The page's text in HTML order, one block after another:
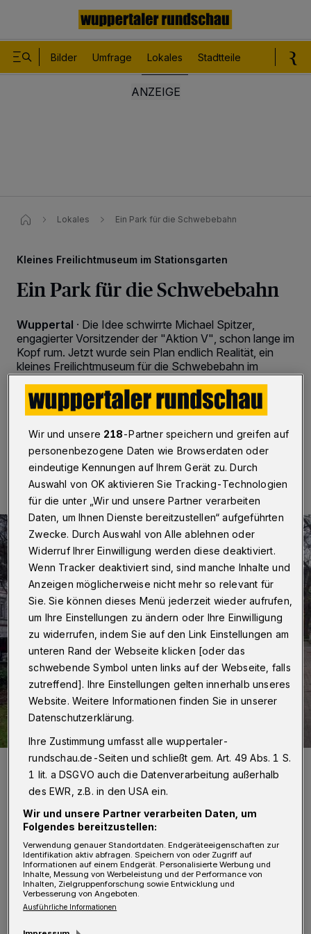
Bilder Umfrage Lokales Stadtteile
Lokales Ein Park für die Schwebebahn
Kleines Freilichtmuseum im Stationsgarten
Ein Park für die Schwebebahn
Wuppertal · Die Idee schwirrte Michael Spitzer,
engagierter Vorsitzender der "Aktion V", schon lange im
Kopf rum. Jetzt wurde sein Plan endlich Realität, ein
kleines Freilichtmuseum für die Schwebebahn im
nach Vohwinkel lockt.
14.11.2015 , 14:27 Uhr 2 Minuten Lesezeit
Bis zuletzt wurde an der Fertigstellung des Schwebebahnparks
gearbeitet, aber pünktlich zum großen Fest am Samstag ist alles
fertig geworden. Jetzt hoffen natürlich alle auf sonnigen Herbsttag.
Foto: Sabina Bartholomä
Von Sabina Barthomolä
"Zeitweise habe ich sogar überlegt, mich um
Wir und unsere 218-Partner speichern und greifen auf
personenbezogene Daten wie Browserdaten oder
eindeutige Kennungen auf Ihrem Gerät zu. Durch
Auswahl von OK aktivieren Sie Tracking-Technologien
für die unter „Wir und unsere Partner verarbeiten
Daten, um Ihnen Dienste bereitzustellen“ aufgeführten
Zwecke. Durch Auswahl von Alle ablehnen oder
Widerruf Ihrer Einwilligung werden diese deaktiviert.
Wenn Tracker deaktiviert sind, sind manche Inhalte und
Anzeigen möglicherweise nicht mehr so relevant für
Sie. Sie können dieses Menü jederzeit wieder aufrufen,
um Ihre Einstellungen zu ändern oder Ihre Einwilligung
zu widerrufen, indem Sie auf den Link Einstellungen am
unteren Rand der Webseite klicken [oder das
schwebende Symbol unten links auf der Webseite, falls
zutreffend]. Ihre Einstellungen gelten innerhalb unseres
Website. Weitere Informationen finden Sie in unserer
Datenschutzerklärung.
Ihre Zustimmung umfasst alle wuppertaler-
rundschau.de-Seiten und schließt gem. Art. 49 Abs. 1 S.
1 lit. a DSGVO auch die Datenverarbeitung außerhalb
des EWR, z.B. in den USA ein.
Wir und unsere Partner verarbeiten Daten, um
Folgendes bereitzustellen:
Verwendung genauer Standortdaten. Endgeräteeigenschaften zur
Identifikation aktiv abfragen. Speichern von oder Zugriff auf
Informationen auf einem Endgerät. Personalisierte Werbung und
Inhalte, Messung von Werbeleistung und der Performance von
Inhalten, Zielgruppenforschung sowie Entwicklung und
Verbesserung von Angeboten.
Ausführliche Informationen